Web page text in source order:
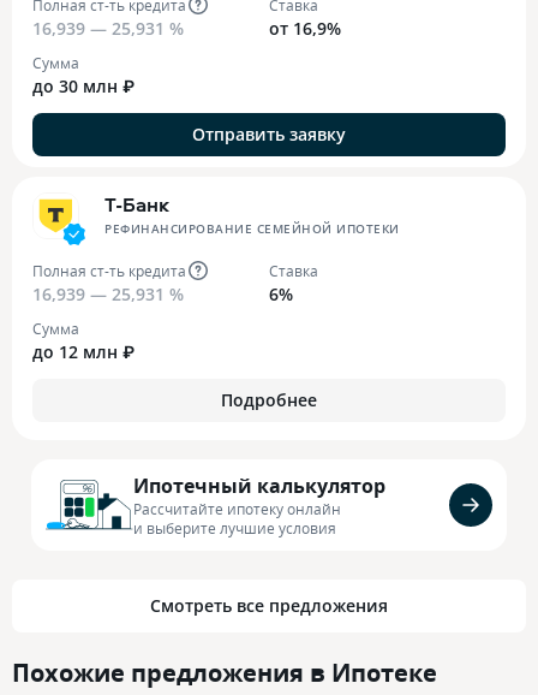
Полная ст-ть кредита
16,939 — 25,931 %
Ставка
от 16,9%
Сумма
до 30 млн ₽
Отправить заявку
Т-Банк
РЕФИНАНСИРОВАНИЕ СЕМЕЙНОЙ ИПОТЕКИ
Полная ст-ть кредита
16,939 — 25,931 %
Ставка
6%
Сумма
до 12 млн ₽
Подробнее
Ипотечный калькулятор
Рассчитайте ипотеку онлайн
и выберите лучшие условия
Смотреть все предложения
Похожие предложения в Ипотеке